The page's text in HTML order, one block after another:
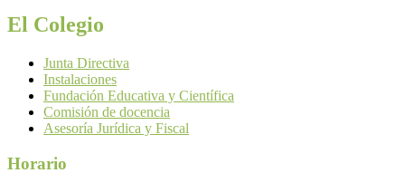
El Colegio
Junta Directiva
Instalaciones
Fundación Educativa y Científica
Comisión de docencia
Asesoría Jurídica y Fiscal
Horario